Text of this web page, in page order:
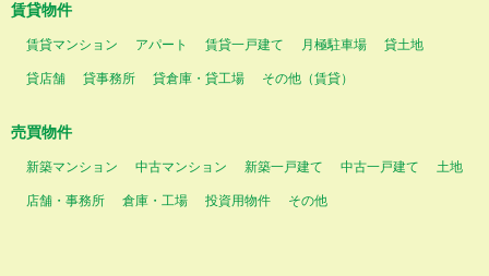
賃貸物件
賃貸マンション アパート 賃貸一戸建て 月極駐車場 貸土地
貸店舗 貸事務所 貸倉庫・貸工場 その他（賃貸）
売買物件
新築マンション 中古マンション 新築一戸建て 中古一戸建て 土地
店舗・事務所 倉庫・工場 投資用物件 その他